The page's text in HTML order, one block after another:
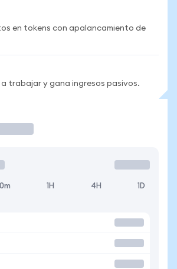
en tokens con apalancamiento de
trabajar y gana ingresos pasivos.
1H 4H 1D